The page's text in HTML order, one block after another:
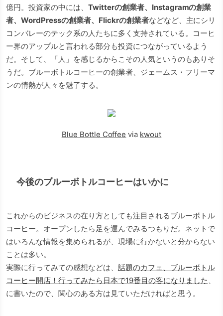
億円。投資家の中には、 Twitterの創業者、Instagramの創業
者、WordPressの創業者、Flickrの創業者などなど、主にシリ
コンバレーのテック系の人たちに多く支持されている。コーヒ
ー界のアップルと言われる部分も投資につながっているよう
だ。そして、「人」を感じるからこその人気というのもありそ
うだ。ブルーボトルコーヒーの創業者、ジェームス・フリーマ
ンの情熱が人々を魅了する。
Blue Bottle Coffee via kwout
今後のブルーボトルコーヒーはいかに
これからのビジネスの在り方としても注目されるブルーボトル
コーヒー。オープンしたら足を運んでみるつもりだ。ネットで
はいろんな情報を集められるが、現場に行かないと分からない
ことは多い。
実際に行ってみての感想などは、 話題のカフェ、ブルーボトル
コーヒー開店！行ってみたら日本で19番目の客になりました
に書いたので、関心のある方は見ていただければと思う。